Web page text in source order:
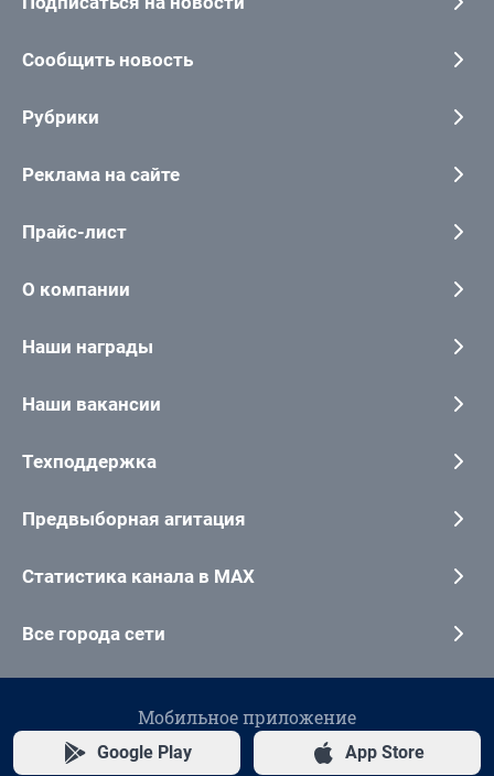
Сообщить новость
Рубрики
Реклама на сайте
Прайс-лист
О компании
Наши награды
Наши вакансии
Техподдержка
Предвыборная агитация
Статистика канала в MAX
Все города сети
Мобильное приложение
Google Play App Store